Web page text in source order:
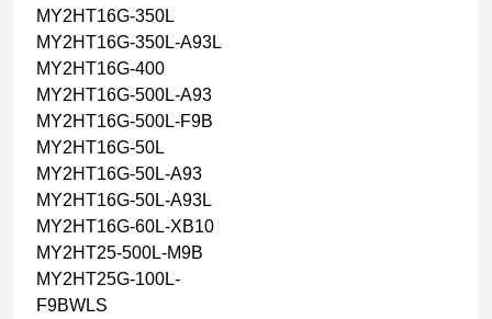
MY2HT16G-350L
MY2HT16G-350L-A93L
MY2HT16G-400
MY2HT16G-500L-A93
MY2HT16G-500L-F9B
MY2HT16G-50L
MY2HT16G-50L-A93
MY2HT16G-50L-A93L
MY2HT16G-60L-XB10
MY2HT25-500L-M9B
MY2HT25G-100L-
F9BWLS